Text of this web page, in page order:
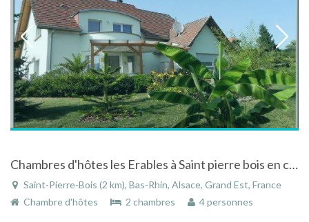
Chambres d'hôtes les Erables à Saint pierre bois en centre alsace avec vue sur la montagne
Saint-Pierre-Bois (2 km), Bas-Rhin, Alsace, Grand Est, France
Chambre d'hôtes
2 chambres 4 personnes